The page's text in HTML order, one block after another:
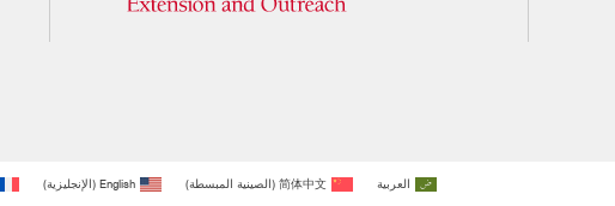
العربية 简体中文
(الصينية المبسطة)
English
(الإنجليزية)